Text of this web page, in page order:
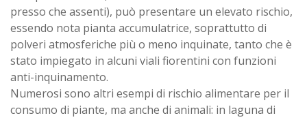
presso che assenti), può presentare un elevato rischio,
essendo nota pianta accumulatrice, soprattutto di
polveri atmosferiche più o meno inquinate, tanto che è
stato impiegato in alcuni viali fiorentini con funzioni
anti-inquinamento.
Numerosi sono altri esempi di rischio alimentare per il
consumo di piante, ma anche di animali: in laguna di